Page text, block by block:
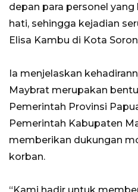
depan para personel
hati, sehingga kejadian
Elisa Kambu di Kota
Ia menjelaskan
Maybrat merupakan
Pemerintah Provinsi
Pemerintah Kabupaten
memberikan dukungan
korban.